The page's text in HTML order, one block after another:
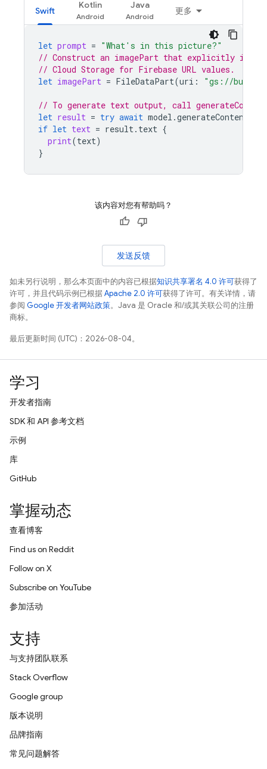
Swift
Kotlin Java
更多
let prompt = "What's in this picture?"
// Construct an imagePart that explicitly
// Cloud Storage for Firebase URL values.
let imagePart = FileDataPart(uri : "gs://bucket-
// To generate text output, call
let result = try await model .generateContent
if let text = result. text {
print(text)
}
该内容对您有帮助吗？
发送反馈
如未另行说明，那么本页面中的内容已根据知识共享署名 4.0 许可获得了
许可，并且代码示例已根据Apache 2.0 许可获得了许可。有关详情，请
参阅 Google 开发者网站政策。Java 是 Oracle 和/或其关联公司的注册
商标。
最后更新时间 (UTC)：2026-08-04。
学习
开发者指南
SDK 和 API 参考文档
示例
库
GitHub
掌握动态
查看博客
Find us on Reddit
Follow on X
Subscribe on YouTube
参加活动
支持
与支持团队联系
Stack Overflow
Google group
版本说明
品牌指南
常见问题解答